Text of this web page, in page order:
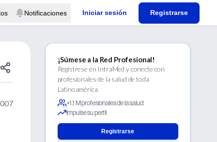
Notificaciones Iniciar sesión Registrarse
¡Súmese a la Red Profesional!
Regístrese en IntraMed y conecte con
profesionales de la salud de toda
Latinoamérica.
+1.1 M profesionales de la salud
Impulse su perfil
Registrarse